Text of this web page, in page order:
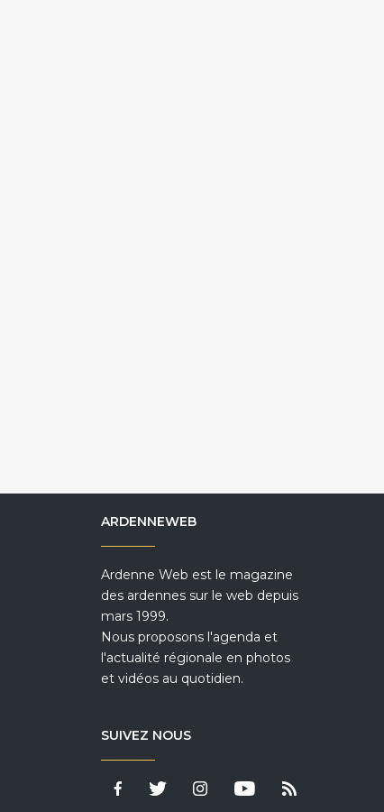
ARDENNEWEB
Ardenne Web est le magazine
des ardennes sur le web depuis
mars 1999.
Nous proposons l'agenda et
l'actualité régionale en photos
et vidéos au quotidien.
SUIVEZ NOUS